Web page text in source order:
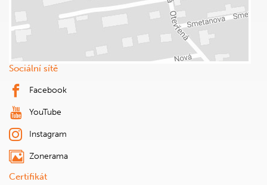
Sociální sítě
Facebook
YouTube
Instagram
Zonerama
Certifikát